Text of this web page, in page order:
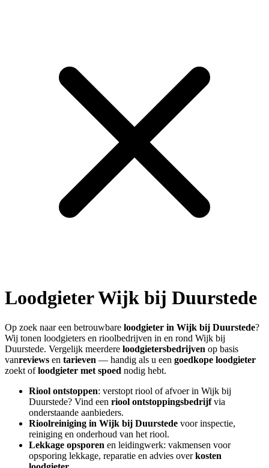
LoodgieterWijk bij Duurstede
Op zoek naar een betrouwbare loodgieter in Wijk bij Duurstede?
Wij tonen loodgieters en rioolbedrijven in en rond Wijk bij
Duurstede. Vergelijk meerdere loodgietersbedrijven op basis
vanreviews en tarieven — handig als u een goedkope loodgieter
zoekt ofloodgieter met spoed nodig hebt.
Riool ontstoppen: verstopt riool of afvoer in Wijk bij
Duurstede? Vind een riool ontstoppingsbedrijfvia
onderstaande aanbieders.
Rioolreiniging in Wijk bij Duurstede voor inspectie,
reiniging en onderhoud van het riool.
Lekkage opsporen en leidingwerk: vakmensen voor
opsporing lekkage, reparatie en advies overkosten